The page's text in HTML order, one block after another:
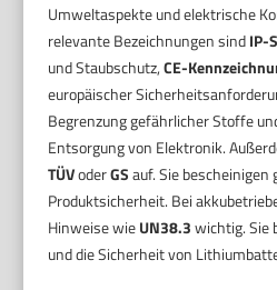
Umweltaspekte und elektrische
relevante Bezeichnungen sindIP-
und Staubschutz,CE-
europäischer
Begrenzung gefährlicher Stoffe
Entsorgung von Elektronik.
TÜVoderGSauf. Sie bescheinigen
Produktsicherheit. Bei
Hinweise wieUN38.3wichtig. Sie
und die Sicherheit von